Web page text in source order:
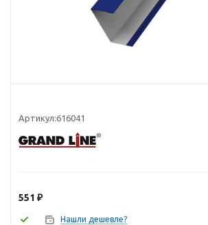
Артикул:616041
551 ₽
Нашли дешевле?